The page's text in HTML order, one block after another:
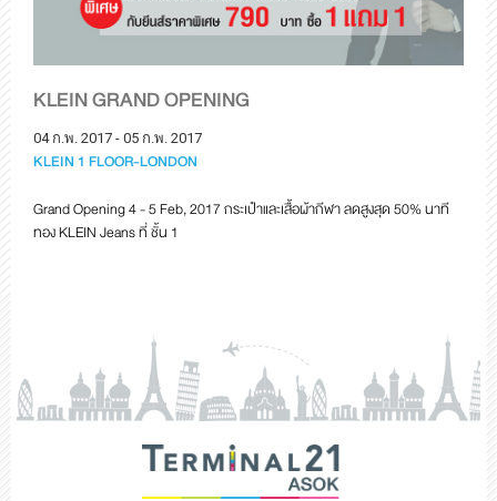
KLEIN GRAND OPENING
04 ก.พ. 2017 - 05 ก.พ. 2017
KLEIN 1 FLOOR-LONDON
Grand Opening 4 - 5 Feb, 2017 กระเป๋าและเสื้อผ้ากีฬา ลดสูงสุด 50% นาที
ทอง KLEIN Jeans ที่ ชั้น 1